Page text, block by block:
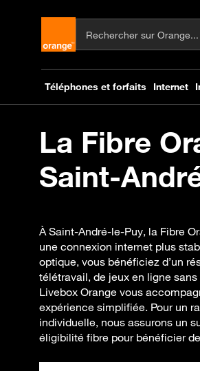
La Fibre
Saint-
À Saint-André-le-Puy, la Fibre
une connexion internet plus
optique, vous bénéficiez d’un
télétravail, de jeux en ligne
Livebox Orange vous
expérience simplifiée. Pour un
individuelle, nous assurons un
éligibilité fibre pour bénéficier